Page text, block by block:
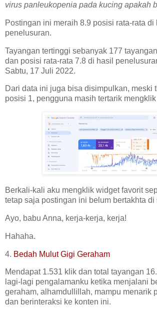
virus panleukopenia pada kucing apakah
Postingan ini meraih 8.9 posisi rata-rata di
penelusuran.
Tayangan tertinggi sebanyak 177
dan posisi rata-rata 7.8 di hasil
Sabtu, 17 Juli 2022.
Dari data ini juga bisa disimpulkan, meski
posisi 1, pengguna masih tertarik
Berkali-kali aku mengklik widget favorit
tetap saja postingan ini belum bertakhta di
Ayo, babu Anna, kerja-kerja, kerja!
Hahaha.
4. Bedah Mulut Gigi Geraham
Mendapat 1.531 klik dan total tayangan
lagi-lagi pengalamanku ketika menjalani
geraham, alhamdullillah, mampu menarik
dan berinteraksi ke konten ini.